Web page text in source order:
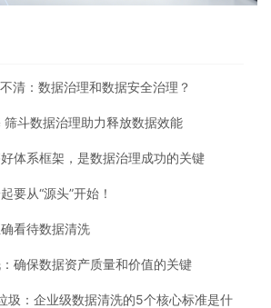
清：数据治理和数据安全治理？
筛斗数据治理助力释放数据效能
体系框架，是数据治理成功的关键
要从“源头”开始！
看待数据清洗
确保数据资产质量和价值的关键
圾：企业级数据清洗的5个核心标准是什